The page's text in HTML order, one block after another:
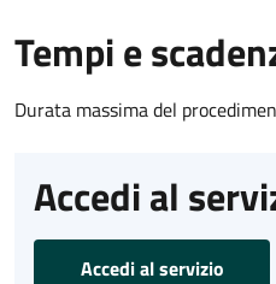
Tempi e
Durata massima del
Accedi al
Accedi al servizio